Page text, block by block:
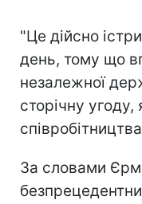
"Це дійсно
день, тому що
незалежної
сторічну
За словами